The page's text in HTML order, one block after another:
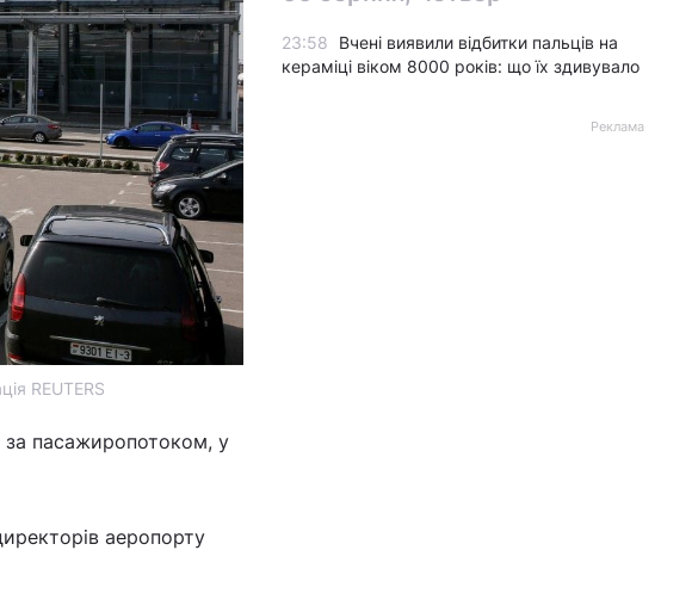
REUTERS
за пасажиропотоком, у
аеропорту
23:58
Вчені виявили відбитки пальців на
кераміці віком 8000 років: що їх здивувало
Реклама